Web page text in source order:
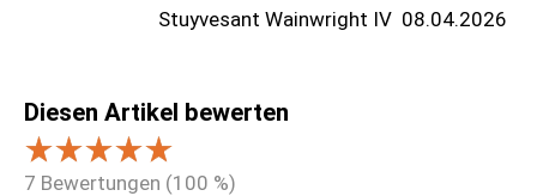
Stuyvesant Wainwright IV 08.04.2026
Diesen Artikel bewerten
7 Bewertungen (100 %)